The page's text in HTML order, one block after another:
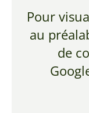
Pour
au
de